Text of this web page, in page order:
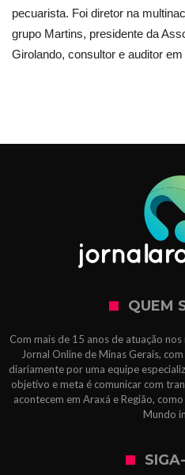
pecuarista. Foi diretor na
grupo Martins, presidente da
Girolando, consultor e auditor
QUEM
Com mais de 15 anos de atuação
Jornal Online de Minas Gerais,
diariamente por uma equipe
objetivo e meta é comunicar com
acontecem em Araxá e Região,
Mundo